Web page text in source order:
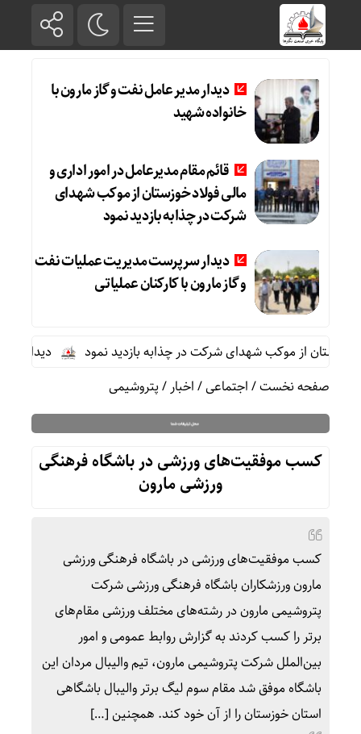
دیدار مدیر عامل نفت و گاز مارون با
خانواده شهید
قائم مقام مدیرعامل در امور اداری و
مالی فولاد خوزستان از موکب شهدای
شرکت در چذابه بازدید نمود
دیدار سرپرست مدیریت عملیات نفت
و گاز مارون با کارکنان عملیاتی
از موکب شهدای شرکت در چذابه بازدید نمود
دیدار
صفحه نخست/اجتماعی/اخبار/پتروشیمی
کسب موفقیت‌های ورزشی در باشگاه فرهنگی
ورزشی مارون
کسب موفقیت‌های ورزشی در باشگاه فرهنگی ورزشی
مارون ورزشکاران باشگاه فرهنگی ورزشی شرکت
پتروشیمی مارون در رشته‌های مختلف ورزشی مقام‌های
برتر را کسب کردند به گزارش روابط عمومی و امور
بین‌الملل شرکت پتروشیمی مارون، تیم والیبال مردان این
باشگاه موفق شد مقام سوم لیگ برتر والیبال باشگاهی
استان خوزستان را از آن خود کند. همچنین […]